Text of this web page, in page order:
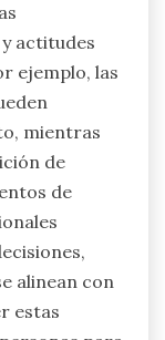
actitudes
ejemplo, las
mientras
de
de
alinean con
estas